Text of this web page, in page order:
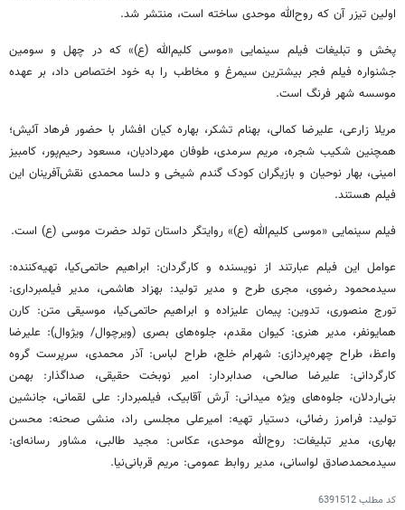
اولین تیزر آن که روح‌الله موحدی ساخته است، منتشر شد.
پخش و تبلیغات فیلم سینمایی «موسی کلیم‌الله (ع)» که در چهل‌ و سومین
جشنواره فیلم فجر بیشترین سیمرغ و مخاطب را به خود اختصاص داد، بر عهده
موسسه شهر فرنگ است.
مریلا زارعی، علیرضا کمالی، بهنام تشکر، بهاره کیان افشار با حضور فرهاد آئیش؛
همچنین شکیب شجره، مریم سرمدی، طوفان مهردادیان، مسعود رحیم‌پور، کامبیز
امینی، بهار نوحیان و بازیگران کودک گندم شیخی و دلسا محمدی نقش‌آفرینان این
فیلم هستند.
فیلم سینمایی «موسی کلیم‌الله (ع)» روایتگر داستان تولد حضرت موسی (ع) است.
عوامل این فیلم عبارتند از نویسنده و کارگردان: ابراهیم حاتمی‌کیا، تهیه‌کننده:
سیدمحمود رضوی، مجری طرح و مدیر تولید: بهزاد هاشمی، مدیر فیلمبرداری:
تورج منصوری، تدوین: پیمان علیزاده و ابراهیم حاتمی‌کیا، موسیقی متن: کارن
همایونفر، مدیر هنری: کیوان مقدم، جلوه‌های بصری (ویرچوال/ ویژوال): علیرضا
واعظ، طراح چهره‌پردازی: شهرام خلج، طراح لباس: آذر محمدی، سرپرست گروه
کارگردانی: علیرضا صالحی، صدابردار: امیر نوبخت حقیقی، صداگذار: بهمن
بنی‌اردلان، جلوه‌های ویژه میدانی: آرش آقابیک، فیلمبردار: علی لقمانی، جانشین
تولید: فرامرز رضائی، دستیار تهیه: امیرعلی مجلسی راد، منشی صحنه: محسن
بهاری، مدیر تبلیغات: روح‌الله موحدی، عکاس: مجید طالبی، مشاور رسانه‌ای:
سیدمحمدصادق لواسانی، مدیر روابط عمومی: مریم قربانی‌نیا.
کد مطلب6391512